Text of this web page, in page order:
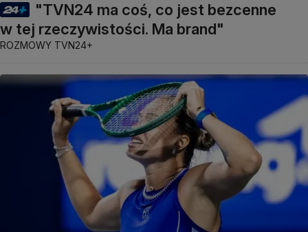
"TVN24 ma coś, co jest bezcenne
w tej rzeczywistości. Ma brand"
ROZMOWY TVN24+